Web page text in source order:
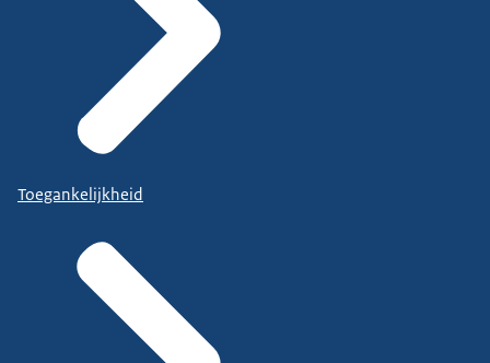
Toegankelijkheid